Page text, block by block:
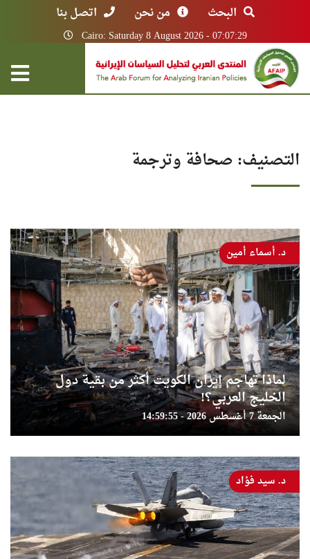
البحث من نحن اتصل بنا
Cairo: Saturday 8 August 2026 - 07:07:29
التصنيف: صحافة وترجمة
لماذا تهاجم إيران الكويت أكثر من بقية دول
الخليج العربي؟!
الجمعة 7 أغسطس 2026 - 14:59:55
د. أسماء أمين
د. سيد فؤاد